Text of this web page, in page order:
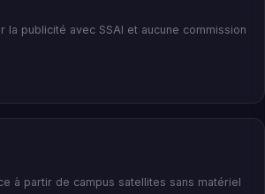
la publicité avec SSAI et aucune commission
à partir de campus satellites sans matériel